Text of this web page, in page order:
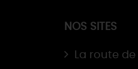
NOS SITES
La route de